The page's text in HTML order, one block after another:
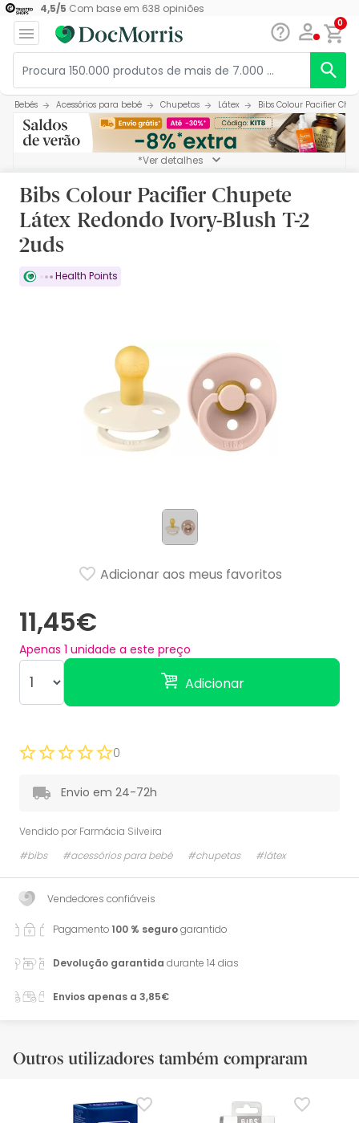
4,5/5 Com base em 638 opiniões
0
Bebés Acessórios para bebé Chupetas Látex Bibs Colour Pacifier
*Ver detalhes
Bibs Colour Pacifier Chupete
Látex Redondo Ivory-Blush T-2
2uds
Health Points
11,45€
Apenas 1 unidade a este preço
Adicionar
Adicionar aos meus favoritos
0
Envio em 24-72h
Vendido por Farmácia Silveira
#bibs
#acessórios para bebé #chupetas #látex
Vendedores confiáveis
Pagamento100 % segurogarantido
Devolução garantida durante 14 dias
Envios apenas a 3,85€
Outros utilizadores também compraram